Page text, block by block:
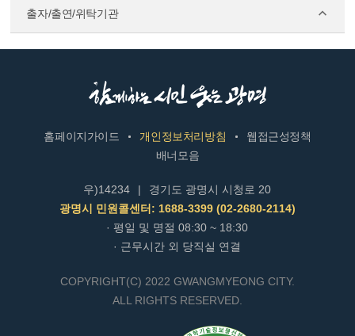
출자/출연/위탁기관
홈페이지가이드 개인정보처리방침
웹접근성정책
배너모음
우)14234 |
경기도 광명시 시청로 20
광명시 민원콜센터: 1688-3399 (02-2680-2114)
· 평일 및 명절 08:30 ~ 18:30
· 근무시간 외 당직실 연결
COPYRIGHT(C) 2022 GWANGMYEONG CITY.
ALL RIGHTS RESERVED.